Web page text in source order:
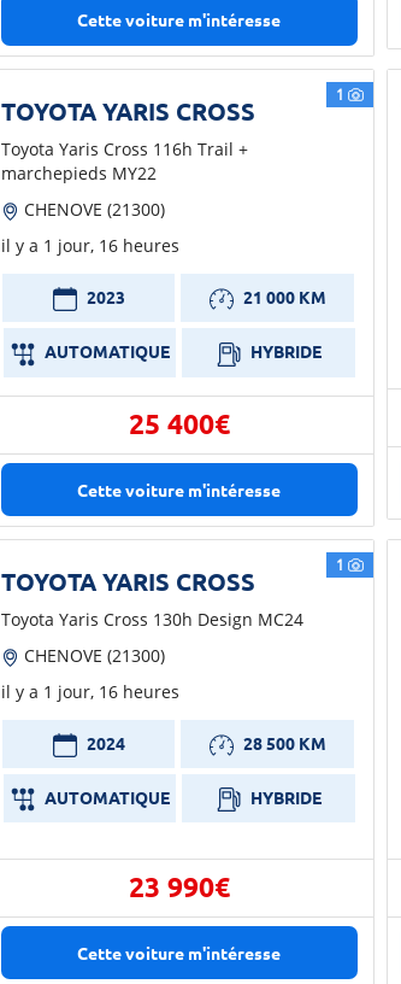
Cette voiture m'intéresse
1
TOYOTA YARIS CROSS
Toyota Yaris Cross 116h Trail +
marchepieds MY22
CHENOVE (21300)
il y a 1 jour, 16 heures
2023 21 000 KM
AUTOMATIQUE HYBRIDE
25 400€
Cette voiture m'intéresse
1
TOYOTA YARIS CROSS
Toyota Yaris Cross 130h Design MC24
CHENOVE (21300)
il y a 1 jour, 16 heures
2024 28 500 KM
AUTOMATIQUE HYBRIDE
23 990€
Cette voiture m'intéresse